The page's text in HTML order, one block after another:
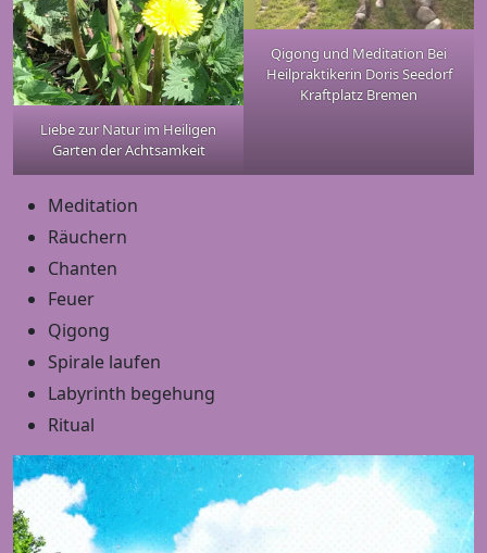
Liebe zur Natur im Heiligen
Garten der Achtsamkeit
Qigong und Meditation Bei
Heilpraktikerin Doris Seedorf
Kraftplatz Bremen
Meditation
Räuchern
Chanten
Feuer
Qigong
Spirale laufen
Labyrinth begehung
Ritual